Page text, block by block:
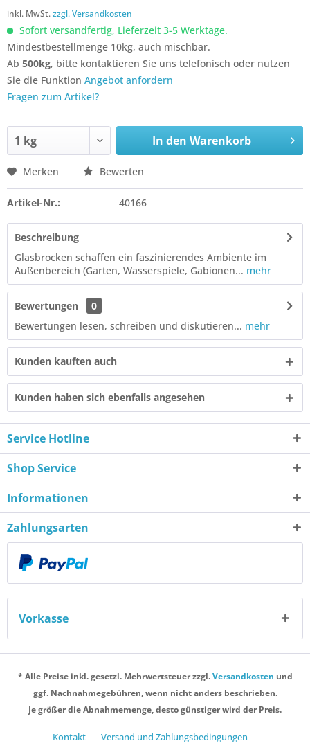
inkl. MwSt.zzgl. Versandkosten
Sofort versandfertig, Lieferzeit 3-5 Werktage.
Mindestbestellmenge 10kg, auch mischbar.
Ab 500kg, bitte kontaktieren Sie uns telefonisch oder nutzen
Sie die Funktion Angebot anfordern
Fragen zum Artikel?
In den Warenkorb
Merken Bewerten
Artikel-Nr.: 40166
Beschreibung
Glasbrocken schaffen ein faszinierendes Ambiente im
Außenbereich (Garten, Wasserspiele, Gabionen... mehr
Bewertungen
0
Bewertungen lesen, schreiben und diskutieren... mehr
Kunden kauften auch
Kunden haben sich ebenfalls angesehen
Service Hotline
Shop Service
Informationen
Zahlungsarten
Vorkasse
* Alle Preise inkl. gesetzl. Mehrwertsteuer zzgl.Versandkosten und
ggf. Nachnahmegebühren, wenn nicht anders beschrieben.
Je größer die Abnahmemenge, desto günstiger wird der Preis.
Kontakt Versand und Zahlungsbedingungen